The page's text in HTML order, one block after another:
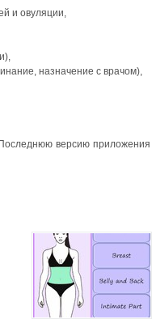
и овуляции,
назначение с врачом),
версию